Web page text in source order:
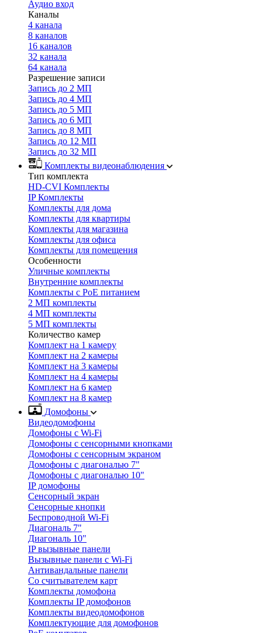
Аудио вход
Каналы
4 канала
8 каналов
16 каналов
32 канала
64 канала
Разрешение записи
Запись до 2 МП
Запись до 4 МП
Запись до 5 МП
Запись до 6 МП
Запись до 8 МП
Запись до 12 МП
Запись до 32 МП
Комплекты видеонаблюдения
Тип комплекта
HD-CVI Комплекты
IP Комплекты
Комплекты для дома
Комплекты для квартиры
Комплекты для магазина
Комплекты для офиса
Комплекты для помещения
Особенности
Уличные комплекты
Внутренние комплекты
Комплекты с PoE питанием
2 МП комплекты
4 МП комплекты
5 МП комплекты
Количество камер
Комплект на 1 камеру
Комплект на 2 камеры
Комплект на 3 камеры
Комплект на 4 камеры
Комплект на 6 камер
Комплект на 8 камер
Домофоны
Видеодомофоны
Домофоны с Wi-Fi
Домофоны с сенсорными кнопками
Домофоны с сенсорным экраном
Домофоны с диагональю 7"
Домофоны с диагональю 10"
IP домофоны
Сенсорный экран
Сенсорные кнопки
Беспроводной Wi-Fi
Диагональ 7"
Диагональ 10"
IP вызывные панели
Вызывные панели с Wi-Fi
Антивандальные панели
Со считывателем карт
Комплекты домофона
Комплекты IP домофонов
Комплекты видеодомофонов
Комплектующие для домофонов